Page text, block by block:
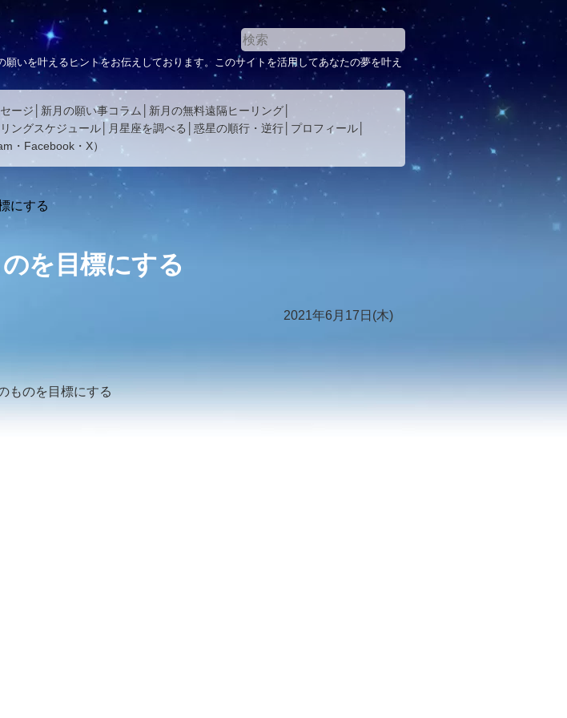
いを叶えるヒントをお伝えしております。このサイトを活用してあなたの夢を叶え
ージ 新月の願い事コラム
新月の無料遠隔ヒーリング
ングスケジュール 月星座を調べる 惑星の順行・逆行
プロフィール
・ Facebook ・ X）
にする
を目標にする
2021年6月17日(木)